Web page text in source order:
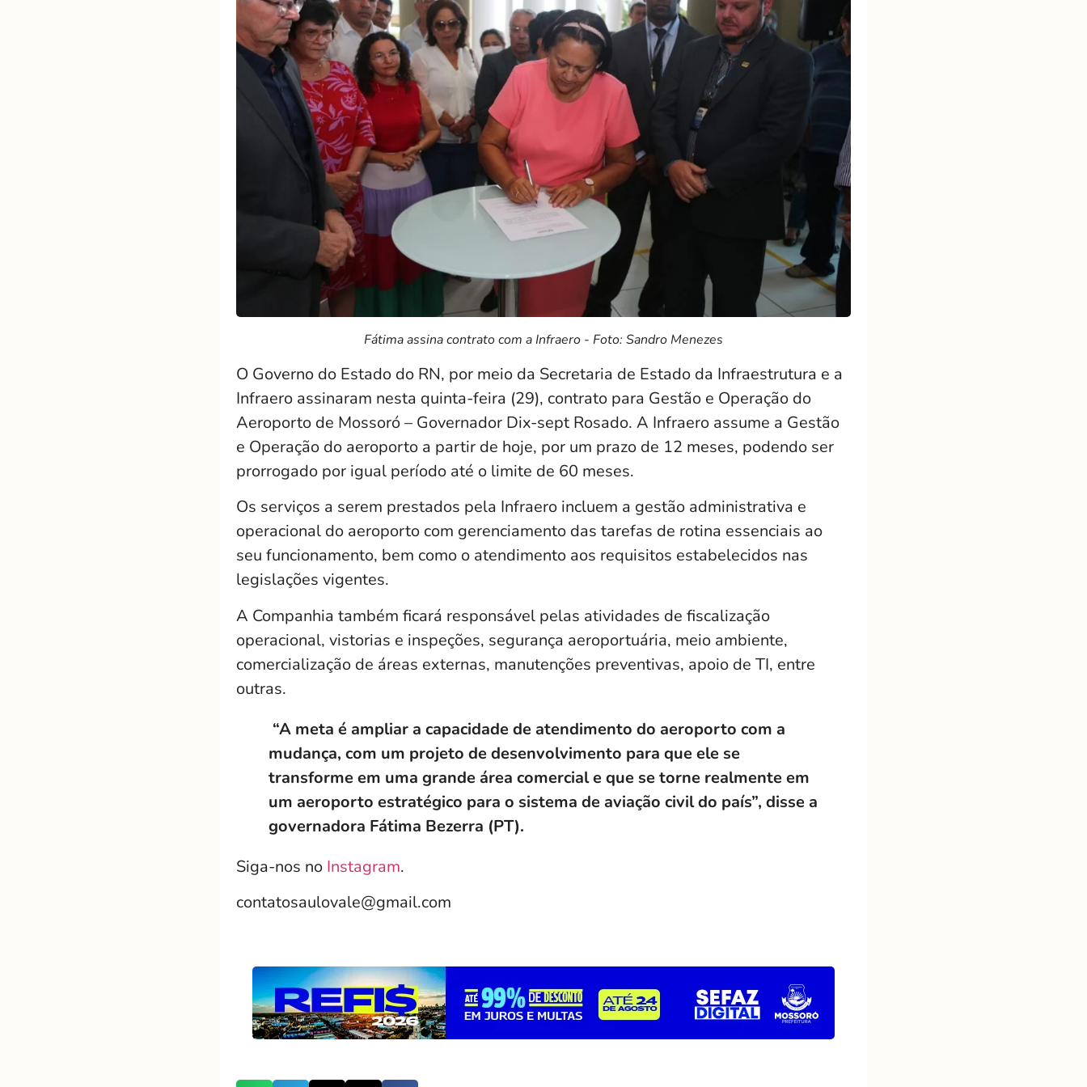
Fátima assina contrato com a Infraero - Foto: Sandro Menezes
O Governo do Estado do RN, por meio da Secretaria de Estado da Infraestrutura e a
Infraero assinaram nesta quinta-feira (29), contrato para Gestão e Operação do
Aeroporto de Mossoró – Governador Dix-sept Rosado. A Infraero assume a Gestão
e Operação do aeroporto a partir de hoje, por um prazo de 12 meses, podendo ser
prorrogado por igual período até o limite de 60 meses.
Os serviços a serem prestados pela Infraero incluem a gestão administrativa e
operacional do aeroporto com gerenciamento das tarefas de rotina essenciais ao
seu funcionamento, bem como o atendimento aos requisitos estabelecidos nas
legislações vigentes.
A Companhia também ficará responsável pelas atividades de fiscalização
operacional, vistorias e inspeções, segurança aeroportuária, meio ambiente,
comercialização de áreas externas, manutenções preventivas, apoio de TI, entre
outras.
“A meta é ampliar a capacidade de atendimento do aeroporto com a
mudança, com um projeto de desenvolvimento para que ele se
transforme em uma grande área comercial e que se torne realmente em
um aeroporto estratégico para o sistema de aviação civil do país”, disse a
governadora Fátima Bezerra (PT).
Siga-nos no Instagram.
contatosaulovale@gmail.com